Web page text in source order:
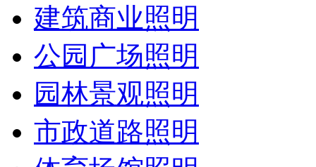
建筑商业照明
公园广场照明
园林景观照明
市政道路照明